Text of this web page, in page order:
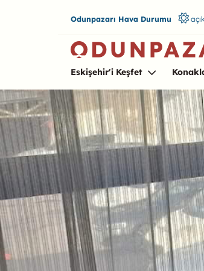
Odunpazarı Hava Durumu
Eskişehir'i Keşfet